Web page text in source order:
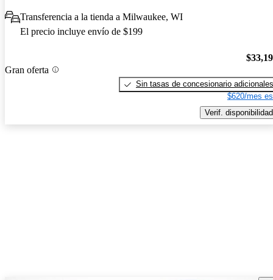
Transferencia a la tienda a Milwaukee, WI
El precio incluye envío de $199
Gran oferta
Sin tasas de concesionario adicionales
$620/mes
Verif. disponibilidad